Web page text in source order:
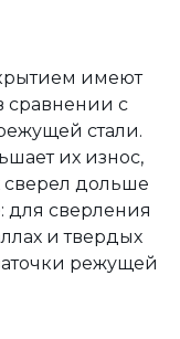
имеют
сравнении с
стали.
их износ,
дольше
для сверления
и твердых
режущей